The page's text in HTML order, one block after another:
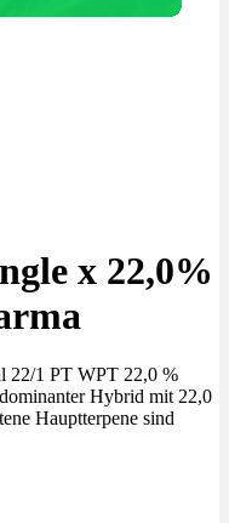
x 22,0%
22/1 PT WPT 22,0 %
Hybrid mit 22,0
Hauptterpene sind